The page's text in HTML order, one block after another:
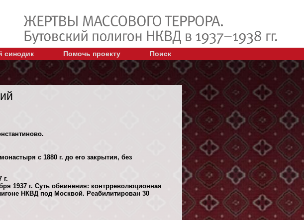
синодик Помочь проекту Поиск
с 1880 г. до его закрытия, без
г.
1937 г. Суть обвинения: контрреволюционная
НКВД под Москвой. Реабилитирован 30